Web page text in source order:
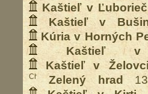
Kaštieľ v
Kaštieľ v
Kúria v Horných
Kaštieľ v
Kaštieľ v
Zelený hrad